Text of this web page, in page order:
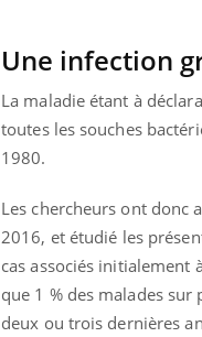
Une infection
La maladie étant à
toutes les souches
1980.
Les chercheurs ont donc
2016, et étudié les
cas associés initialement
que 1 % des malades
deux ou trois dernières